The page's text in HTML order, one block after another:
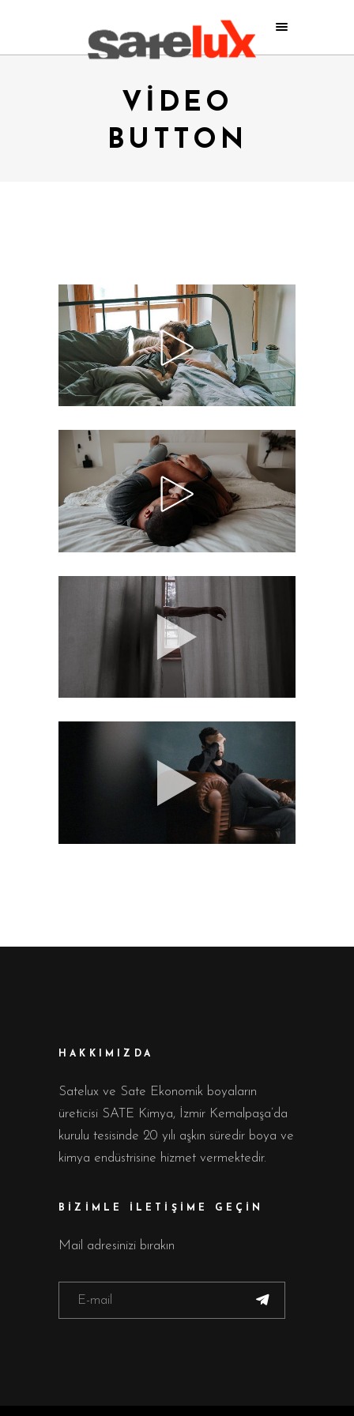
VIDEO
BUTTON
HAKKIMIZDA
Satelux ve Sate Ekonomik boyaların
üreticisi SATE Kimya, İzmir Kemalpaşa’da
kurulu tesisinde 20 yılı aşkın süredir boya ve
kimya endüstrisine hizmet vermektedir.
BİZİMLE İLETİŞİME GEÇİN
Mail adresinizi bırakın